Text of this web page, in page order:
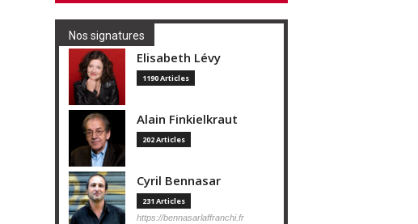
Nos signatures
Elisabeth Lévy
1190 Articles
Alain Finkielkraut
202 Articles
Cyril Bennasar
231 Articles
https://bennasarlaffranchi.fr